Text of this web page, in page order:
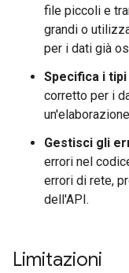
file piccoli e
grandi o
per i dati già
Specifica i tipi
corretto per i
Gestisci gli
errori nel
errori di rete,
dell'API.
Limitazioni